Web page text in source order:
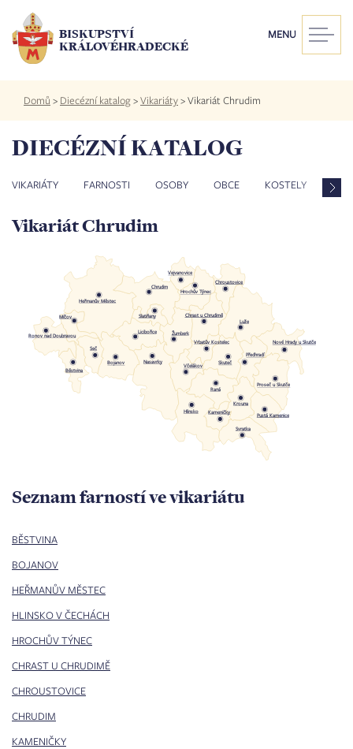
hlavnímu
obsahu
BISKUPSTVÍ
KRÁLOVÉHRADECKÉ
MENU
Drobečková
navigace
Domů > Diecézní katalog>Vikariáty>Vikariát Chrudim
DIECÉZNÍ KATALOG
VIKARIÁTY FARNOSTI OSOBY OBCE KOSTELY
Vikariát Chrudim
Nové Hrady u Skutče
Heřmanův Městec
Proseč u Skutče
Pustá Kamenice
Chroustovice
Vejvanovice
Licibořice
Nasavrky
Včelákov
Žumberk
Chrudim
Běstvina
Bojanov
Svratka
Hlinsko
Krouna
Skuteč
Míčov
Raná
Luže
Seč
Kameničky
Předhradí
Chrast u Chrudimě
Vrbatův Kostelec
Slatiňany
Ronov nad Doubravou
Hrochův Týnec
Seznam farností ve vikariátu
BĚSTVINA
BOJANOV
HEŘMANŮV MĚSTEC
HLINSKO V ČECHÁCH
HROCHŮV TÝNEC
CHRAST U CHRUDIMĚ
CHROUSTOVICE
CHRUDIM
KAMENIČKY